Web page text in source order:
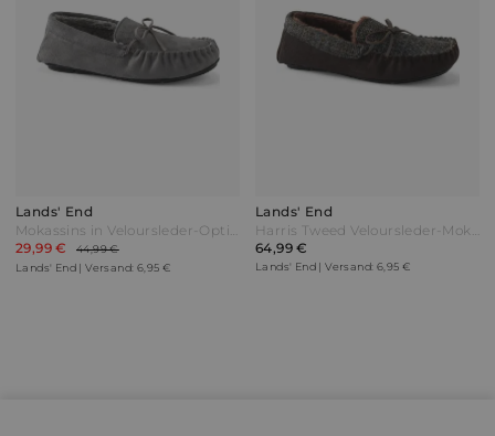
Lands' End
Mokassins in Veloursleder-Optik Herren Grau by Lands' End
29,99 €
44,99 €
Lands' End | Versand: 6,95 €
Lands' End
Harris Tweed Veloursleder-Mokassins Damen Braun by Lands' End
64,99 €
Lands' End | Versand: 6,95 €